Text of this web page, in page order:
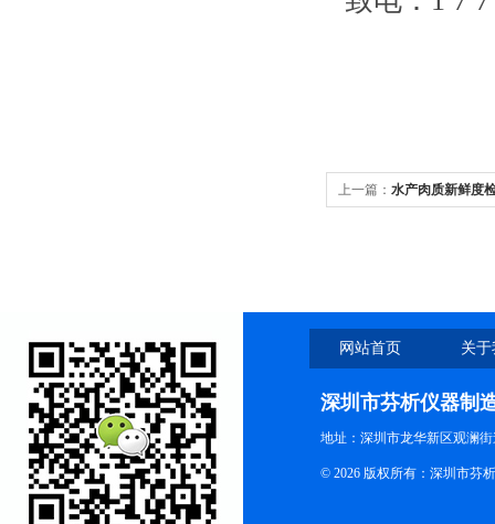
上一篇： 水产肉质新鲜度
网站首页 关
深圳市芬析仪器制
地址：深圳市龙华新区观澜
© 2026 版权所有：深圳市芬